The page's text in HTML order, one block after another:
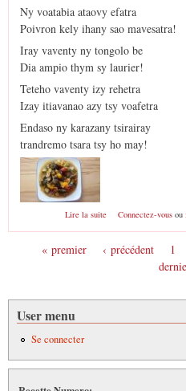
Ny voatabia ataovy efatra
Poivron kely ihany sao mavesatra!
Iray vaventy ny tongolo be
Dia ampio thym sy laurier!
Teteho vaventy izy rehetra
Izay itiavanao azy tsy voafetra
Endaso ny karazany tsirairay
trandremo tsara tsy ho may!
Lire la suite de Ratatouille
Connectez-vousou
« premier ‹ précédent 1
User menu
Se connecter